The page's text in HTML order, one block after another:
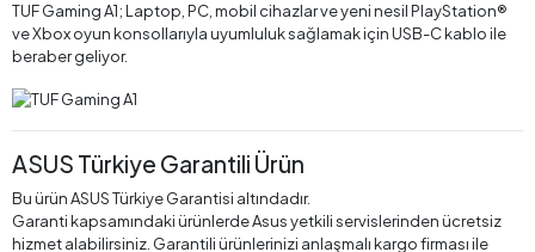
TUF Gaming A1; Laptop, PC, mobil cihazlar ve yeni nesil PlayStation®
ve Xbox oyun konsollarıyla uyumluluk sağlamak için USB-C kablo ile
beraber geliyor.
ASUS Türkiye Garantili Ürün
Bu ürün ASUS Türkiye Garantisi altındadır.
Garanti kapsamındaki ürünlerde Asus yetkili servislerinden ücretsiz
hizmet alabilirsiniz. Garantili ürünlerinizi anlaşmalı kargo firması ile